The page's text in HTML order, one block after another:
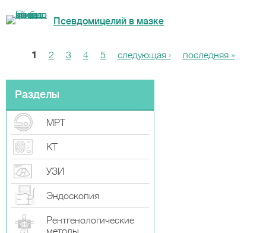
Псевдомицелий в мазке
т
а
и
ц
ы
1 2 3 4 5 следующая › последняя »
Разделы
МРТ
КТ
УЗИ
Эндоскопия
Рентгенологические